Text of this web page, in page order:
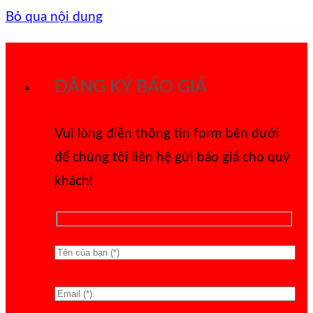
Bỏ qua nội dung
ĐĂNG KÝ BÁO GIÁ
Vui lòng điền thông tin form bên dưới
để chúng tôi liên hệ gửi báo giá cho quý
khách!